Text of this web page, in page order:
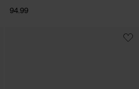
94.99